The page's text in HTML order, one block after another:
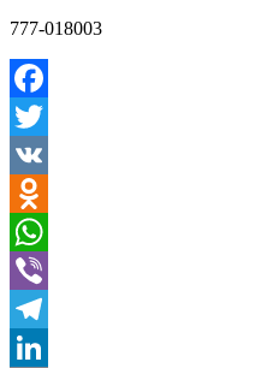
777-018003
Facebook
Twitter
VK
Odnoklassniki
WhatsApp
Viber
Telegram